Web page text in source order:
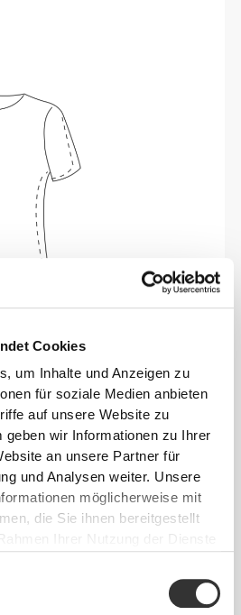
Cookies
um Inhalte und Anzeigen zu
für soziale Medien anbieten
auf unsere Website zu
geben wir Informationen zu Ihrer
an unsere Partner für
und Analysen weiter. Unsere
möglicherweise mit
die Sie ihnen bereitgestellt
Ihrer Nutzung der Dienste
und frei bewegen zu